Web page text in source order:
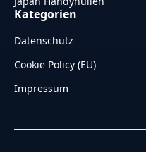
Kategorien
Datenschutz
Cookie Policy (EU)
Impressum